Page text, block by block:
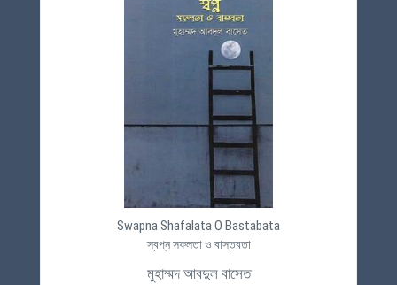
Swapna Shafalata O Bastabata
স্বপ্ন সফলতা ও বাস্তবতা
মুহাম্মদ আবদুল বাসেত